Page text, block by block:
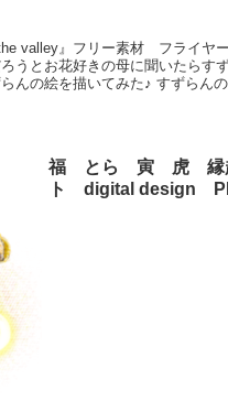
valley』フリー素材 フライヤ
うとお花好きの母に聞いたらす
んの絵を描いてみた♪ すずらん
福 とら 寅 虎 縁
ト digital design